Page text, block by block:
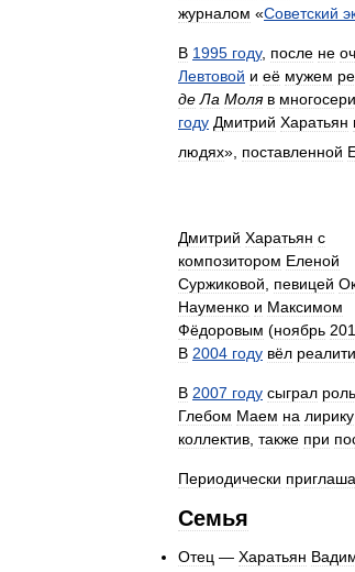
журналом «Советский
В 1995 году, после не
Левтовой и её мужем
де Ла Моля в
году Дмитрий Харатьян
людях», поставленной
Дмитрий Харатьян с
композитором Еленой
Суржиковой
певицей
Науменко и Максимом
Фёдоровым (ноябрь
В 2004 году вёл реалити
В 2007 году сыграл роль
Глебом Маем на лирику
коллектив также при
Периодически
Семья
Отец — Харатьян